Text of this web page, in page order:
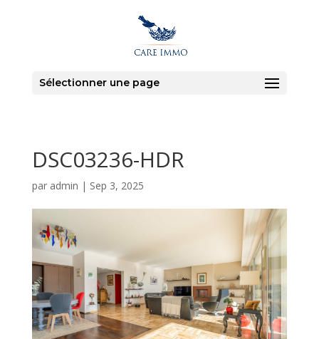
Sélectionner une page
DSC03236-HDR
par admin | Sep 3, 2025